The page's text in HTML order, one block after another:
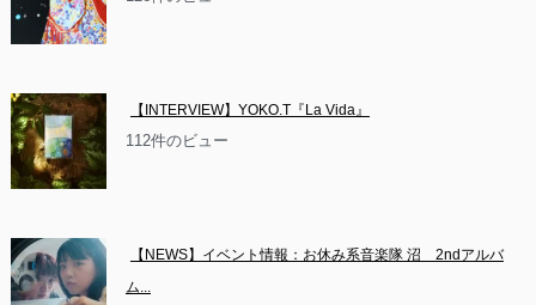
【INTERVIEW】YOKO.T『La Vida』
112件のビュー
【NEWS】イベント情報：お休み系音楽隊 沼　2ndアルバ
ム...